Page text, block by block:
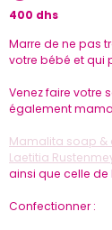
400 dhs
Marre de ne pas
votre bébé et qui
Venez faire votre
également
Mamalita soap &
Laetitia
ainsi que celle de
Confectionner :